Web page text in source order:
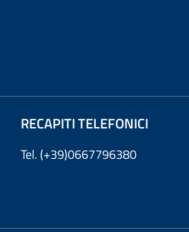
RECAPITI TELEFONICI
Tel. (+39)0667796380